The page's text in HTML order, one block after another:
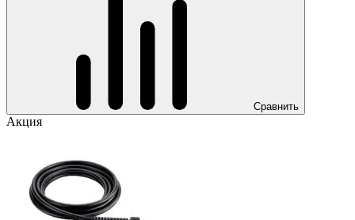
Сравнить
Акция